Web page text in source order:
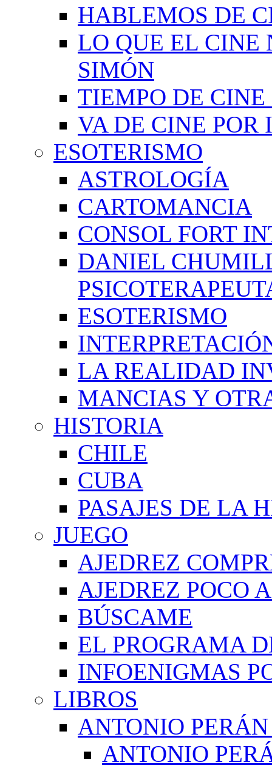
HABLEMOS DE
LO QUE EL CINE
SIMÓN
TIEMPO DE
VA DE CINE
ESOTERISMO
ASTROLOGÍA
CARTOMANCIA
CONSOL FORT
DANIEL
ESOTERISMO
LA REALIDAD
MANCIAS Y
HISTORIA
CHILE
CUBA
PASAJES DE LA
JUEGO
AJEDREZ
AJEDREZ POCO
BÚSCAME
EL PROGRAMA
INFOENIGMAS
LIBROS
ANTONIO
ANTONIO